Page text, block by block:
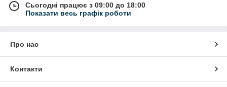
Сьогодні працює з 09:00 до 18:00
Показати весь графік роботи
Про нас
Контакти